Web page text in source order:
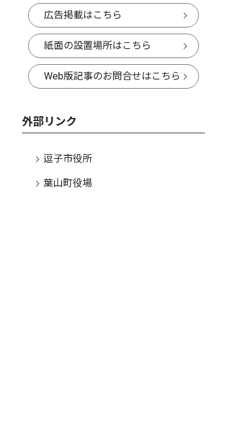
広告掲載はこちら
紙面の設置場所はこちら
Web版記事のお問合せはこちら
外部リンク
逗子市役所
葉山町役場